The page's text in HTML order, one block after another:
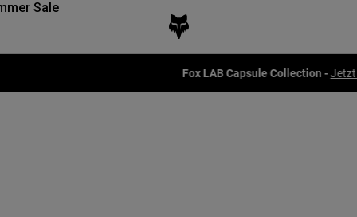
Sale
Fox LAB Capsule Collection -Jetzt kaufen